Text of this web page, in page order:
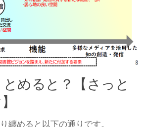
めると？【さっと
纏めると以下の通りです。